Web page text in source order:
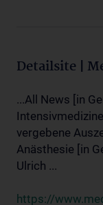
Detailsite |
...All News [in
vergebene
Anästhesie [in
Ulrich ...
https://